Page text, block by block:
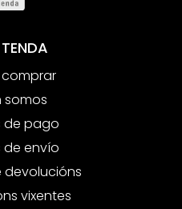
somos
de pago
de envío
devolucións
vixentes